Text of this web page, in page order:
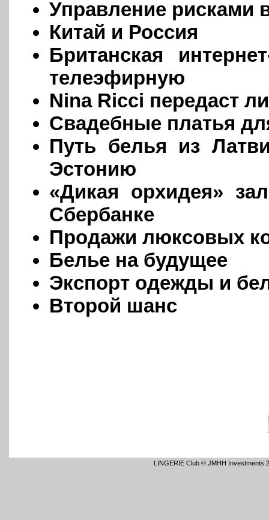
Управление рисками
Китай и Россия
Британская
телеэфирную
Nina Ricci передаст
Свадебные платья
Путь белья из
Эстонию
«Дикая орхидея»
Сбербанке
Продажи люксовых
Белье на будущее
Экспорт одежды и
Второй шанс
LINGERIE Club © JMHH Investments